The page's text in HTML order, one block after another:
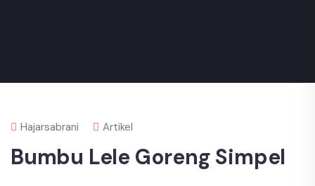
Hajarsabrani Artikel
Bumbu Lele Goreng Simpel